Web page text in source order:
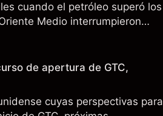
cuando el petróleo superó los
Medio interrumpieron
fiable de resultados
de apertura de GTC,
cuyas perspectivas para